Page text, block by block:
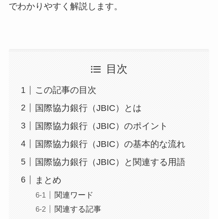
でわかりやすく解説します。
目次
この記事の目次
国際協力銀行（JBIC）とは
国際協力銀行（JBIC）のポイント
国際協力銀行（JBIC）の基本的な流れ
国際協力銀行（JBIC）と関連する用語
まとめ
関連ワード
関連する記事